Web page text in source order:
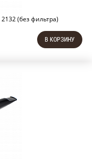
2132 (без фильтра)
В КОРЗИНУ